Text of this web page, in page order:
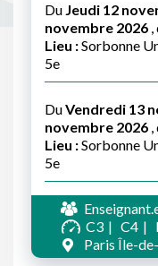
Du Jeudi 12
novembre 2026
Lieu :Sorbonne
5e
DuVendredi 13
novembre 2026
Lieu :Sorbonne
5e
C3
C4
Paris Île-